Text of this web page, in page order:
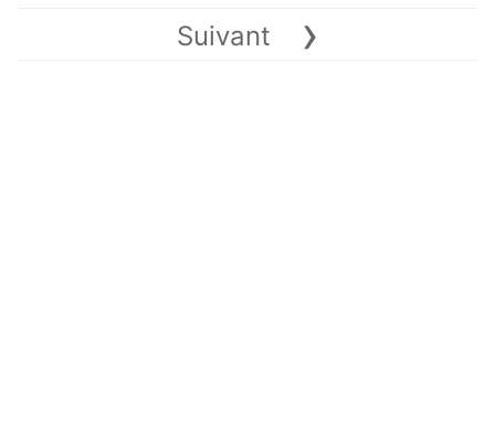
Suivant ›